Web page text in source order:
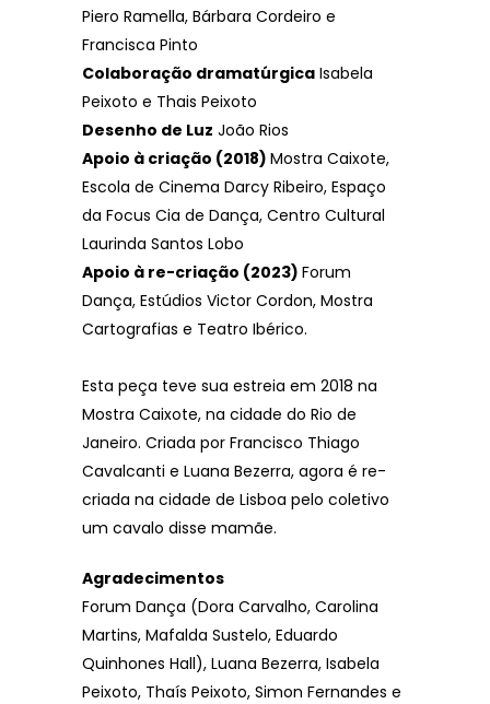
Piero Ramella, Bárbara Cordeiro e
Francisca Pinto
Colaboração dramatúrgica Isabela
Peixoto e Thais Peixoto
Desenho de Luz João Rios
Apoio à criação (2018) Mostra Caixote,
Escola de Cinema Darcy Ribeiro, Espaço
da Focus Cia de Dança, Centro Cultural
Laurinda Santos Lobo
Apoio à re-criação (2023) Forum
Dança, Estúdios Victor Cordon, Mostra
Cartografias e Teatro Ibérico.
Esta peça teve sua estreia em 2018 na
Mostra Caixote, na cidade do Rio de
Janeiro. Criada por Francisco Thiago
Cavalcanti e Luana Bezerra, agora é re-
criada na cidade de Lisboa pelo coletivo
um cavalo disse mamãe.
Agradecimentos
Forum Dança (Dora Carvalho, Carolina
Martins, Mafalda Sustelo, Eduardo
Quinhones Hall), Luana Bezerra, Isabela
Peixoto, Thaís Peixoto, Simon Fernandes e